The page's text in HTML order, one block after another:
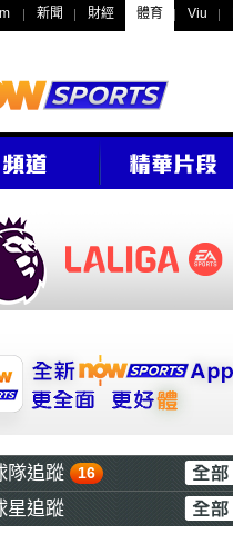
新聞 財經 體育 Viu
隊追蹤 16
星追蹤